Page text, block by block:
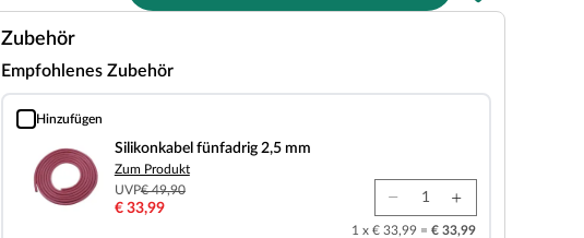
Zubehör
Empfohlenes Zubehör
Hinzufügen
Silikonkabel fünfadrig 2,5 mm
Silikonkabel fünfadrig 2,5 mm
Zum Produkt
UVP€ 49,90
€ 33,99
1 x € 33,99 = € 33,99